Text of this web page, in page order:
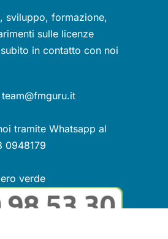
sviluppo, formazione,
sulle licenze
in contatto con noi
tramite Whatsapp al
0948179
verde